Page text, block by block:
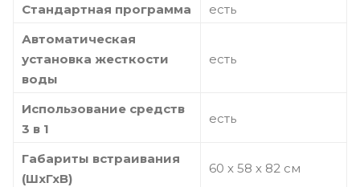
Стандартная программа
есть
Автоматическая
установка жесткости
воды
есть
Использование средств
3 в 1
есть
Габариты встраивания
(ШхГхВ)
60 x 58 х 82 см